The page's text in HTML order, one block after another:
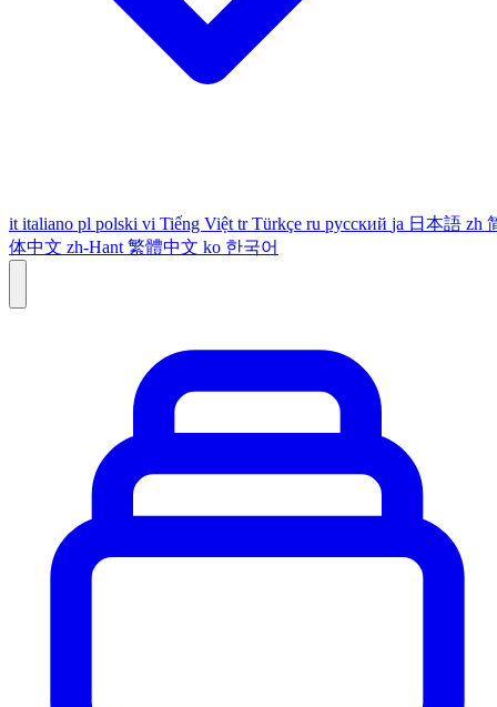
it italiano pl polski vi Tiếng Việt tr Türkçe ru русский ja 日本語 zh
体中文 zh-Hant 繁體中文 ko 한국어